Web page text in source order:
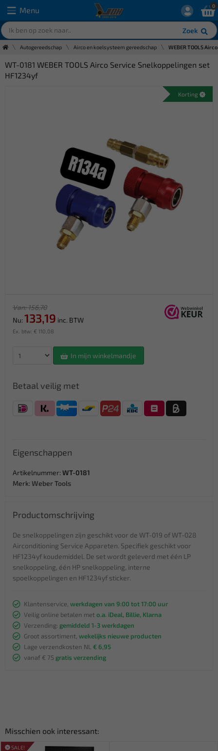
Menu
Zoek
0
Autogereedschap Airco en koelsysteem gereedschap WEBER TOOLS
WT-0181 WEBER TOOLS Airco Service Snelkoppelingen set
HF1234yf
Korting
Van: 156,70
Nu: 133,19 inc. BTW
Ex. btw: € 110,08
In mijn winkelmandje
Betaal veilig met
Eigenschappen
Artikelnummer: WT-0181
Merk: Weber Tools
Productomschrijving
De snelkoppelingen zijn geschikt voor de WT-019 of WT-028
Airconditioning Service Appareten. Specifiek geschikt voor
HF1234yf koudemiddel. De set wordt geleverd met één LP
snelkoppeling, één HP snelkoppeling, interne
spoelkoppelingen en HF1234yf sticker.
Klantenservice, werkdagen van 9:00 tot 17:00 uur
Veilig online betalen met o.a. iDeal, Billie, Klarna
Verzending: gemiddeld 1-3 werkdagen
Groot assortiment, wekelijks nieuwe producten
Lage verzendkosten NL € 6,95
vanaf € 75 gratis verzending
Misschien ook interessant:
SALE!